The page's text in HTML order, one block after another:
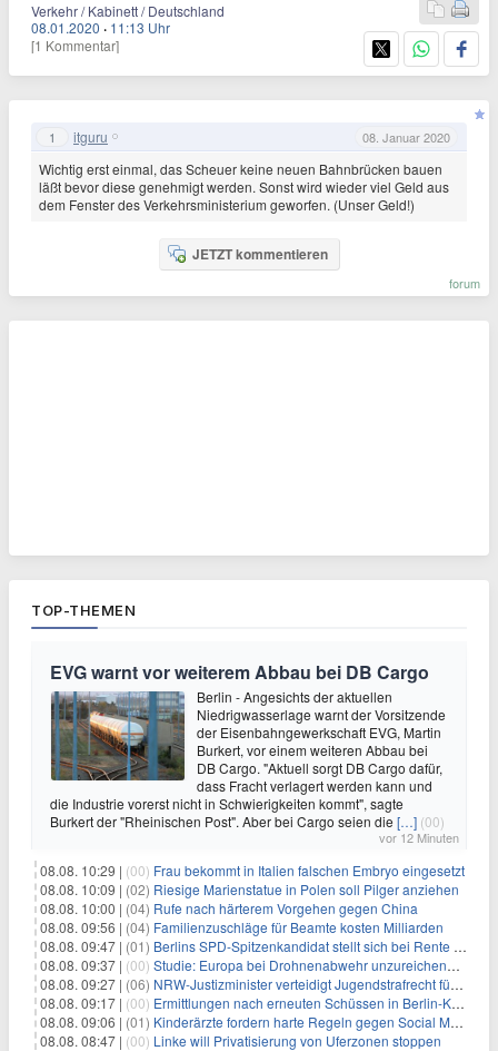
Verkehr / Kabinett / Deutschland
08.01.2020 · 11:13 Uhr
[1 Kommentar]
1 itguru 08. Januar 2020
Wichtig erst einmal, das Scheuer keine neuen Bahnbrücken bauen
läßt bevor diese genehmigt werden. Sonst wird wieder viel Geld aus
dem Fenster des Verkehrsministerium geworfen. (Unser Geld!)
JETZT kommentieren
forum
TOP-THEMEN
EVG warnt vor weiterem Abbau bei DB Cargo
Berlin - Angesichts der aktuellen
Niedrigwasserlage warnt der Vorsitzende
der Eisenbahngewerkschaft EVG, Martin
Burkert, vor einem weiteren Abbau bei
DB Cargo. "Aktuell sorgt DB Cargo dafür,
dass Fracht verlagert werden kann und
die Industrie vorerst nicht in Schwierigkeiten kommt", sagte
Burkert der "Rheinischen Post". Aber bei Cargo seien die […] (00)
vor 12 Minuten
08.08. 10:29 | (00) Frau bekommt in Italien falschen Embryo eingesetzt
08.08. 10:09 | (02) Riesige Marienstatue in Polen soll Pilger anziehen
08.08. 10:00 | (04) Rufe nach härterem Vorgehen gegen China
08.08. 09:56 | (04) Familienzuschläge für Beamte kosten Milliarden
08.08. 09:47 | (01) Berlins SPD-Spitzenkandidat stellt sich bei Rente mit 63 quer
08.08. 09:37 | (00) Studie: Europa bei Drohnenabwehr unzureichend vorbereitet
08.08. 09:27 | (06) NRW-Justizminister verteidigt Jugendstrafrecht für Heranwachsende
08.08. 09:17 | (00) Ermittlungen nach erneuten Schüssen in Berlin-Kreuzberg dauern an
08.08. 09:06 | (01) Kinderärzte fordern harte Regeln gegen Social Media
08.08. 08:47 | (00) Linke will Privatisierung von Uferzonen stoppen